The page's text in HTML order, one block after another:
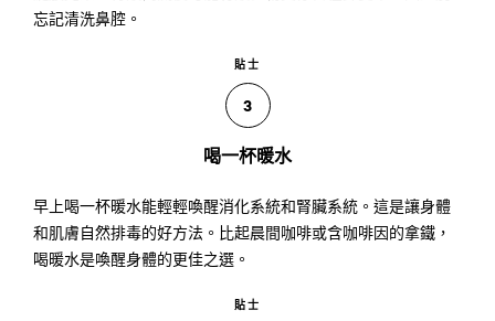
忘記清洗鼻腔。
貼士
3
喝一杯暖水
早上喝一杯暖水能輕輕喚醒消化系統和腎臟系統。這是讓身體
和肌膚自然排毒的好方法。比起晨間咖啡或含咖啡因的拿鐵，
喝暖水是喚醒身體的更佳之選。
貼士